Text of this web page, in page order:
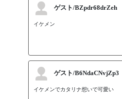
ゲスト/BZpdr68drZeh
ゲスト/B6NdaCNvjZp3
イケメンでカタリナ想いで可愛い